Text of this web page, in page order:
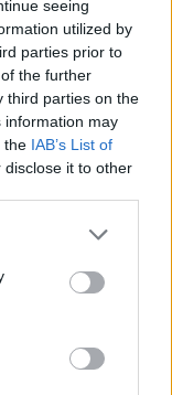
seeing
utilized by
parties prior to
the further
third parties on the
information may
the IAB’s List of
it to other